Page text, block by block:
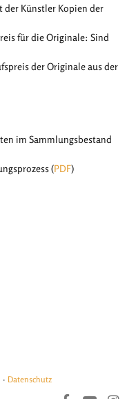
der Künstler Kopien der
für die Originale: Sind
der Originale aus der
im Sammlungsbestand
(PDF)
· Datenschutz